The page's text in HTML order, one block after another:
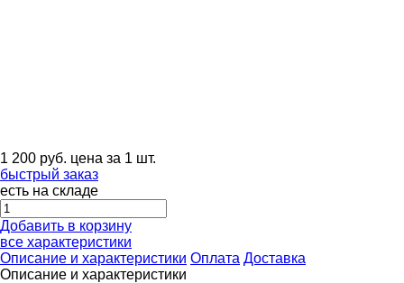
1 200 руб. цена за 1 шт.
быстрый заказ
есть на складе
Добавить в корзину
все характеристики
Описание и характеристики Оплата Доставка
Описание и характеристики